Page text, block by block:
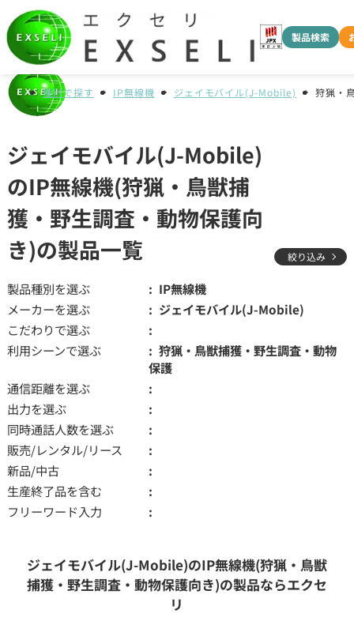
製品検索
種別で探す IP無線機 ジェイモバイル(J-Mobile) 狩猟・
ジェイモバイル(J-Mobile)
のIP無線機(狩猟・鳥獣捕
獲・野生調査・動物保護向
き)の製品一覧
絞り込み
製品種別を選ぶ
IP無線機
メーカーを選ぶ
ジェイモバイル(J-Mobile)
こだわりで選ぶ
利用シーンで選ぶ
狩猟・鳥獣捕獲・野生調査・動物
保護
通信距離を選ぶ
出力を選ぶ
同時通話人数を選ぶ
販売/レンタル/リース
新品/中古
生産終了品を含む
フリーワード入力
ジェイモバイル(J-Mobile)のIP無線機(狩猟・鳥獣
捕獲・野生調査・動物保護向き)の製品ならエクセ
リ